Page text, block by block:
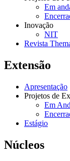
Em
Inovação
NIT
Revista
Extensão
Apresentação
Projetos de
Em
Estágio
Núcleos